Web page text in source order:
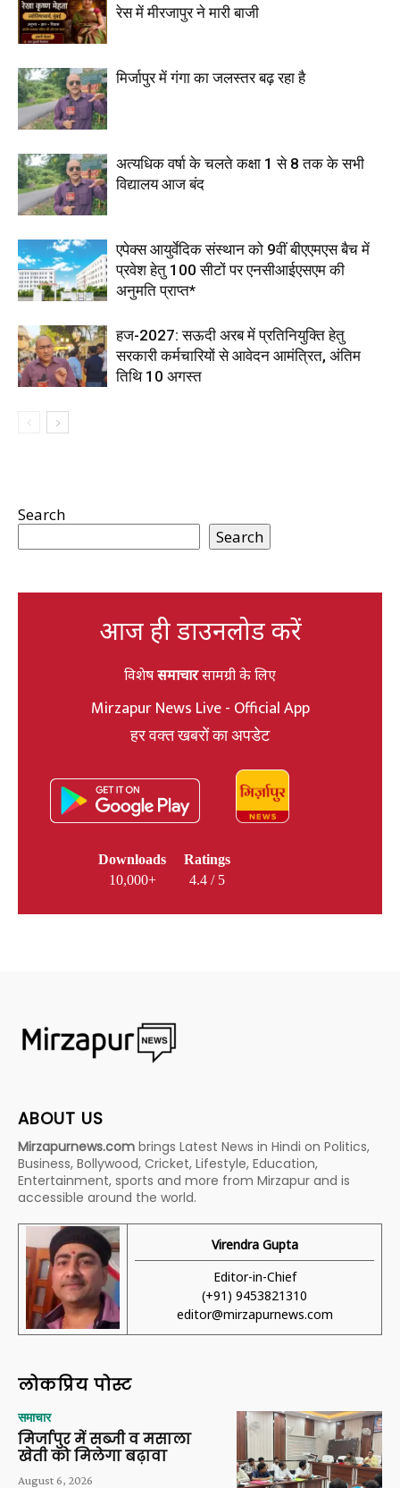
रेस में मीरजापुर ने मारी बाजी
मिर्जापुर में गंगा का जलस्तर बढ़ रहा है
अत्यधिक वर्षा के चलते कक्षा 1 से 8 तक के सभी
विद्यालय आज बंद
एपेक्स आयुर्वेदिक संस्थान को 9वीं बीएएमएस बैच में
प्रवेश हेतु 100 सीटों पर एनसीआईएसएम की
अनुमति प्राप्त*
हज-2027: सऊदी अरब में प्रतिनियुक्ति हेतु
सरकारी कर्मचारियों से आवेदन आमंत्रित, अंतिम
तिथि 10 अगस्त
Search
Search
आज ही डाउनलोड करें
विशेषसमाचारसामग्री के लिए
Mirzapur News Live - Official App
हर वक्त खबरों का अपडेट
Downloads
10,000+
Ratings
4.4 / 5
ABOUT US
Mirzapurnews.com brings Latest News in Hindi on Politics,
Business, Bollywood, Cricket, Lifestyle, Education,
Entertainment, sports and more from Mirzapur and is
accessible around the world.
Virendra Gupta
Editor-in-Chief
(+91) 9453821310
editor@mirzapurnews.com
लोकप्रिय पोस्ट
समाचार
मिर्जापुर में सब्जी व मसाला
खेती को मिलेगा बढ़ावा
August 6, 2026